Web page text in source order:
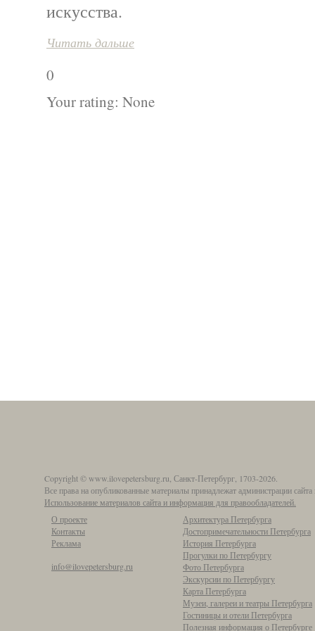
искусства.
Читать дальше
0
Your rating: None
Copyright © www.ilovepetersburg.ru, Санкт-Петербург, 1703-2026.
Все права на опубликованные материалы принадлежат администрации
Использование материалов сайта и информация для правообладателей.
О проекте
Контакты
Реклама
info@ilovepetersburg.ru
Архитектура Петербурга
Достопримечательности Петербурга
История Петербурга
Прогулки по Петербургу
Фото Петербурга
Экскурсии по Петербургу
Карта Петербурга
Музеи, галереи и театры Петербурга
Гостиницы и отели Петербурга
Полезная информация о Петербурге